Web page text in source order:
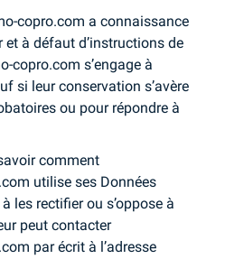
copro.com a connaissance
et à défaut d’instructions de
copro.com s’engage à
si leur conservation s’avère
ou pour répondre à
comment
utilise ses Données
les rectifier ou s’oppose à
peut contacter
par écrit à l’adresse